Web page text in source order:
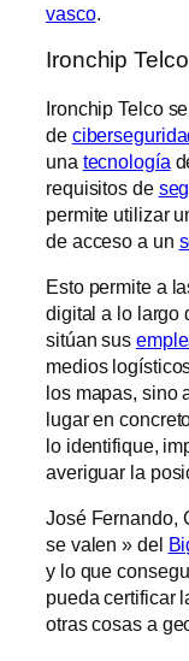
vasco.
Ironchip Telco
Ironchip Telco
de
una tecnología
requisitos de
permite utilizar
de acceso a un
Esto permite a
digital a lo largo
sitúan sus
medios
los mapas, sino
lugar en
lo identifique,
averiguar la
José Fernando,
se valen » del
y lo que
pueda certificar
otras cosas a